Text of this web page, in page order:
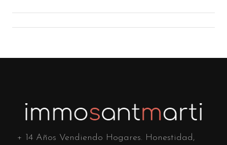
+ 14 Años Vendiendo Hogares. Honestidad,